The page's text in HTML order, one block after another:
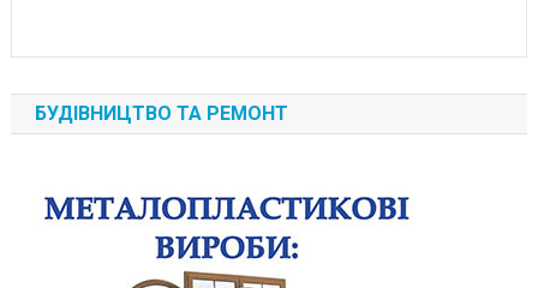
БУДІВНИЦТВО ТА РЕМОНТ